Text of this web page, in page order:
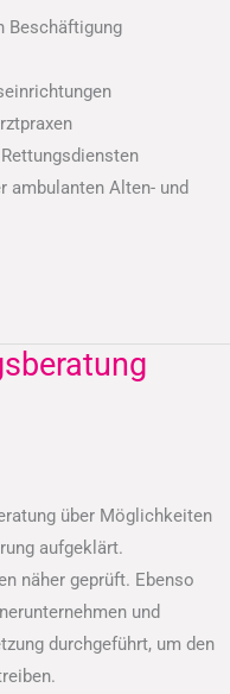
Beschäftigung
ambulanten Alten- und
über Möglichkeiten
aufgeklärt.
näher geprüft. Ebenso
und
durchgeführt, um den